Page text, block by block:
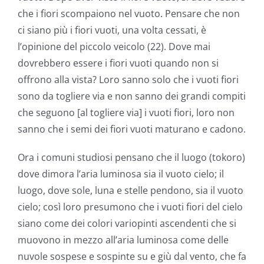
che i fiori scompaiono nel vuoto. Pensare che non
ci siano più i fiori vuoti, una volta cessati, è
l’opinione del piccolo veicolo (22). Dove mai
dovrebbero essere i fiori vuoti quando non si
offrono alla vista? Loro sanno solo che i vuoti fiori
sono da togliere via e non sanno dei grandi compiti
che seguono [al togliere via] i vuoti fiori, loro non
sanno che i semi dei fiori vuoti maturano e cadono.
Ora i comuni studiosi pensano che il luogo (tokoro)
dove dimora l’aria luminosa sia il vuoto cielo; il
luogo, dove sole, luna e stelle pendono, sia il vuoto
cielo; così loro presumono che i vuoti fiori del cielo
siano come dei colori variopinti ascendenti che si
muovono in mezzo all’aria luminosa come delle
nuvole sospese e sospinte su e giù dal vento, che fa